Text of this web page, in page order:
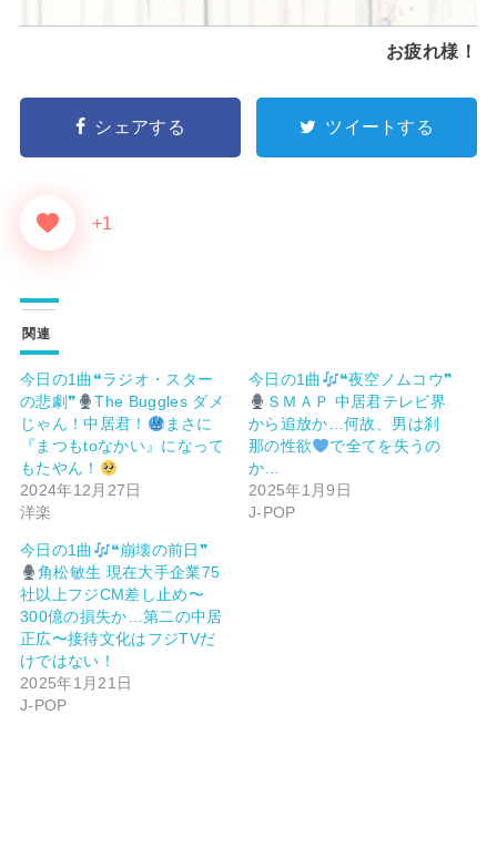
お疲れ様！
シェアする ツイートする
+1
関連
今日の1曲❝ラジオ・スター
の悲劇❞
The Buggles ダメ
じゃん！中居君！
まさに
『まつもtoなかい』になって
もたやん！
2024年12月27日
洋楽
今日の1曲
❝夜空ノムコウ❞
ＳＭＡＰ 中居君テレビ界
から追放か…何故、男は刹
那の性欲
で全てを失うの
か…
2025年1月9日
J-POP
今日の1曲
❝崩壊の前日❞
角松敏生 現在大手企業75
社以上フジCM差し止め〜
300億の損失か…第二の中居
正広〜接待文化はフジTVだ
けではない！
2025年1月21日
J-POP